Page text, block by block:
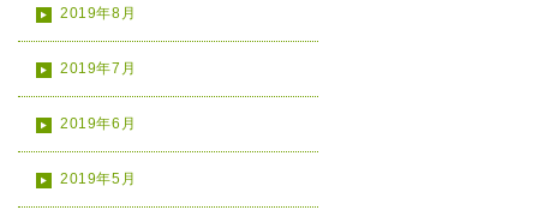
2019年8月
2019年7月
2019年6月
2019年5月